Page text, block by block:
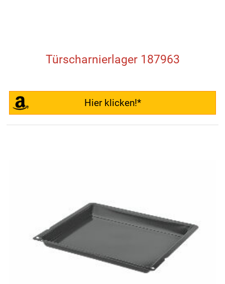
Türscharnierlager 187963
Hier klicken!*